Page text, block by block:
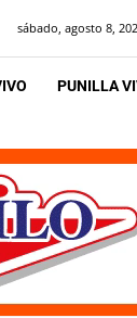
sábado, agosto 8,
PUNILLA